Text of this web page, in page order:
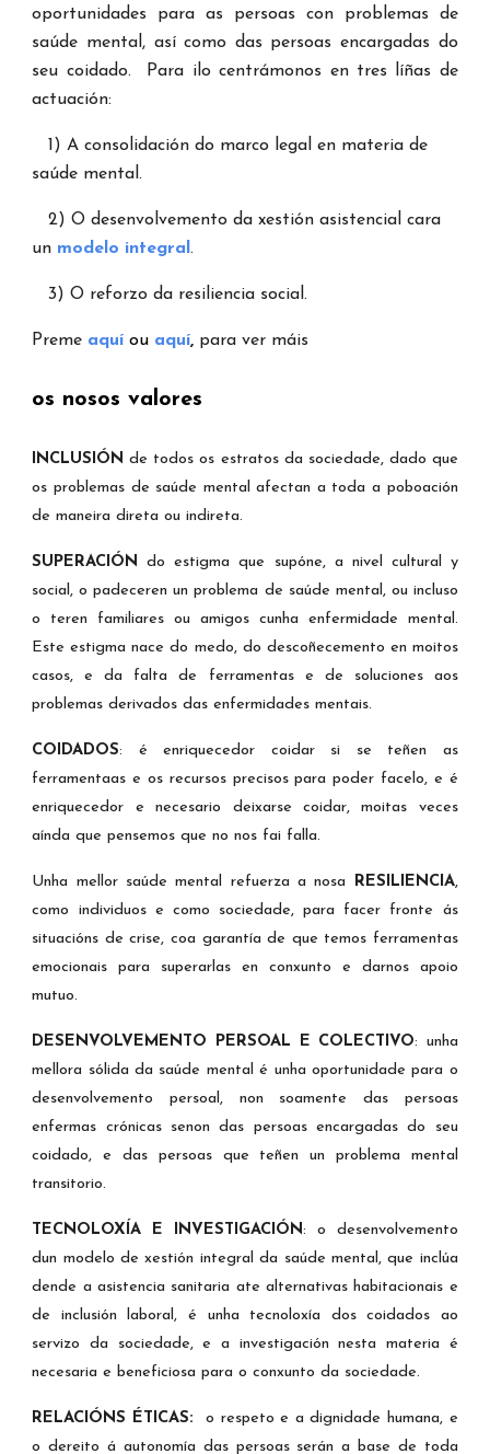
oportunidades para as persoas con problemas de
saúde mental, así como das persoas encargadas do
seu coidado. Para ilo centrámonos en tres líñas de
actuación:
1) A consolidación do marco legal en materia de
saúde mental.
2) O desenvolvemento da xestión asistencial cara
un modelo integral.
3) O reforzo da resiliencia social.
Preme aquí ou aquí, para ver máis
os nososvalores
INCLUSIÓNde todos os estratos da sociedade, dado que
os problemas de saúde mental afectan a toda a poboación
de maneira direta ou indireta.
SUPERACIÓNdo estigma que supóne, a nivel cultural y
social, o padeceren un problema de saúde mental, ou incluso
o teren familiares ou amigos cunha enfermidade mental.
Este estigma nace do medo, do descoñecemento en moitos
casos, e da falta de ferramentas e de soluciones aos
problemas derivados das enfermidades mentais.
COIDADOS: éenriquecedor coidar si se teñen as
ferramentaas e os recursos precisos para poder facelo, e é
enriquecedor e necesario deixarse coidar, moitas veces
aínda que pensemos que no nos fai falla.
Unha mellor saúde mental refuerza a nosa RESILIENCIA,
como individuos e como sociedade, para facer fronte ás
situacións de crise, coa garantía de que temos ferramentas
emocionais para superarlas en conxunto e darnos apoio
mutuo.
DESENVOLVEMENTO PERSOAL E COLECTIVO: unha
mellora sólida da saúde mental é unha oportunidade para o
desenvolvemento persoal, non soamente das persoas
enfermas crónicas senon das persoas encargadas do seu
coidado, e das persoas que teñen un problema mental
transitorio.
TECNOLOXÍA E INVESTIGACIÓN: o desenvolvemento
dun modelo de xestión integral da saúde mental, que inclúa
dende a asistencia sanitaria ate alternativas habitacionais e
de inclusión laboral, é unha tecnoloxía dos coidados ao
servizo da sociedade, e a investigación nesta materia é
necesaria e beneficiosa para o conxunto da sociedade.
RELACIÓNS ÉTICAS: o respeto e a dignidade humana, e
o dereito á autonomía das persoas serán a base de toda